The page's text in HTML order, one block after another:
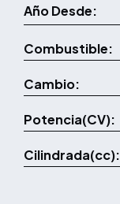
Año Desde:
Combustible:
Cambio:
Potencia(CV):
Cilindrada(cc):